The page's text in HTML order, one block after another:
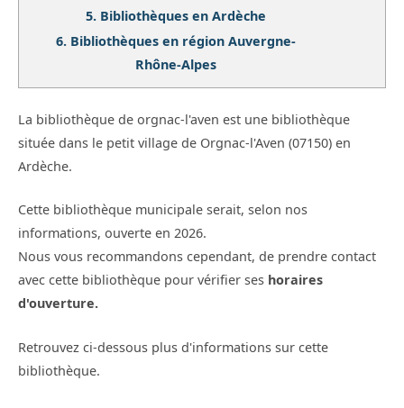
5. Bibliothèques en Ardèche
6. Bibliothèques en région Auvergne-
Rhône-Alpes
La bibliothèque de orgnac-l'aven est une bibliothèque
située dans le petit village de Orgnac-l'Aven (07150) en
Ardèche.
Cette bibliothèque municipale serait, selon nos
informations, ouverte en 2026.
Nous vous recommandons cependant, de prendre contact
avec cette bibliothèque pour vérifier ses horaires
d'ouverture.
Retrouvez ci-dessous plus d'informations sur cette
bibliothèque.